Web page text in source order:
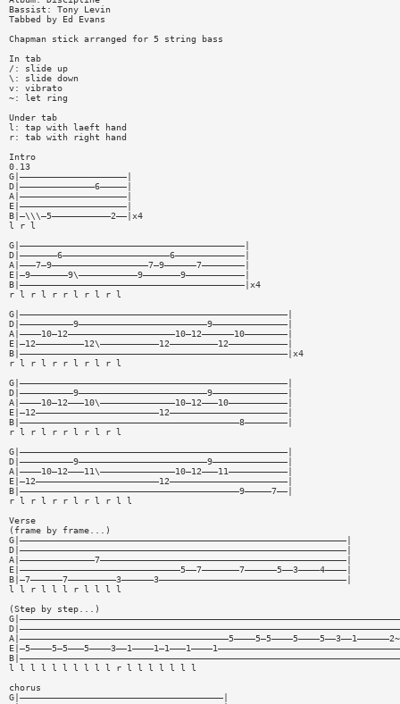
Bassist: Tony Levin
Tabbed by Ed Evans
Chapman stick arranged for 5 string bass
In tab
/: slide up
\: slide down
v: vibrato
~: let ring
Under tab
l: tap with laeft hand
r: tab with right hand
Intro
0.13
G|————————————————————|
D|——————————————6—————|
A|————————————————————|
E|————————————————————|
B|—\\\—5———————————2——|x4
l r l
G|——————————————————————————————————————————|
D|———————6————————————————————6—————————————|
A|———7—9——————————————————7—9——————7————————|
E|—9———————9\———————————9———————9———————————|
B|——————————————————————————————————————————|x4
r l r l r r l r l r l
G|——————————————————————————————————————————————————|
D|——————————9————————————————————————9——————————————|
A|————10—12————————————————————10—12——————10————————|
E|—12—————————12\———————————12—————————12———————————|
B|——————————————————————————————————————————————————|x4
r l r l r r l r l r l
G|——————————————————————————————————————————————————|
D|——————————9————————————————————————9——————————————|
A|————10—12———10\——————————————10—12———10———————————|
E|—12———————————————————————12——————————————————————|
B|—————————————————————————————————————————8————————|
r l r l r r l r l r l
G|——————————————————————————————————————————————————|
D|——————————9————————————————————————9——————————————|
A|————10—12———11\——————————————10—12———11———————————|
E|—12———————————————————————12——————————————————————|
B|—————————————————————————————————————————9—————7——|
r l r l r r l r l r l l
Verse
(frame by frame...)
G|—————————————————————————————————————————————————————————————|
D|—————————————————————————————————————————————————————————————|
A|——————————————7——————————————————————————————————————————————|
E|——————————————————————————————5——7———————7——————5——3————4————|
B|—7——————7—————————3——————3———————————————————————————————————|
l l r l l l r l l l l
(Step by step...)
l l l l l l l l l l r l l l l l l l
chorus
G|——————————————————————————————————————|